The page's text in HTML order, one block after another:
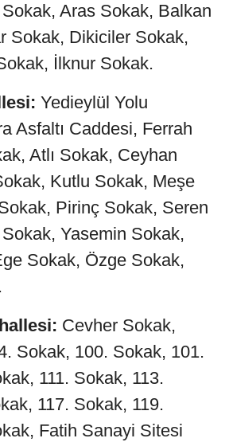
Aras Sokak, Balkan
Sokak, Dikiciler Sokak,
İlknur Sokak.
Yedieylül Yolu
Asfaltı Caddesi, Ferrah
Atlı Sokak, Ceyhan
Kutlu Sokak, Meşe
Pirinç Sokak, Seren
Yasemin Sokak,
Sokak, Özge Sokak,
Cevher Sokak,
Sokak, 100. Sokak, 101.
111. Sokak, 113.
117. Sokak, 119.
Fatih Sanayi Sitesi